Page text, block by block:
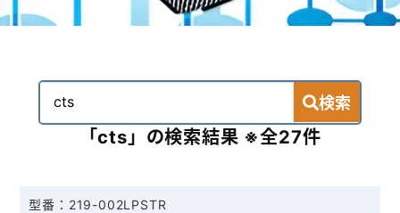
ご利用案内
お問い合わせ
検索
「cts」の検索結果 ※全27件
219-002LPSTR